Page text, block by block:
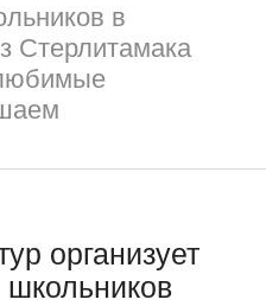
в
Стерлитамака
организует